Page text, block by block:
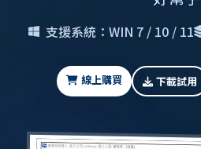
支援系統：WIN 7 / 10 / 11
線上購買 下載試用